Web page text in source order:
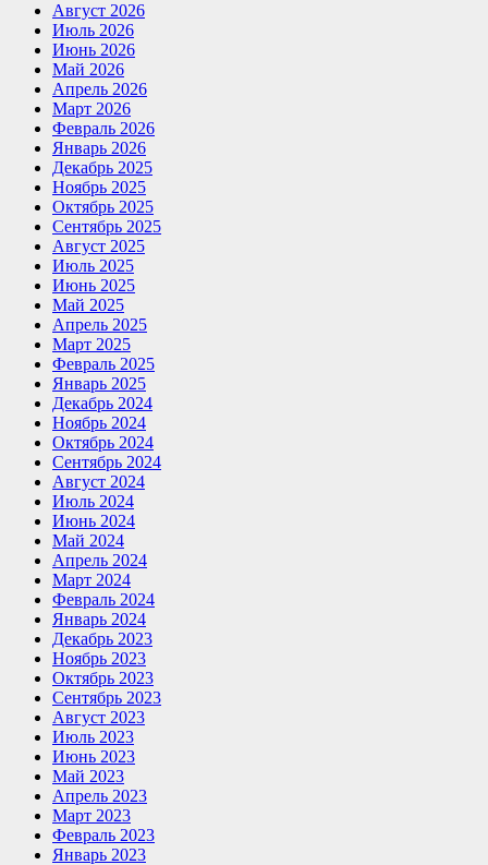
Август 2026
Июль 2026
Июнь 2026
Май 2026
Апрель 2026
Март 2026
Февраль 2026
Январь 2026
Декабрь 2025
Ноябрь 2025
Октябрь 2025
Сентябрь 2025
Август 2025
Июль 2025
Июнь 2025
Май 2025
Апрель 2025
Март 2025
Февраль 2025
Январь 2025
Декабрь 2024
Ноябрь 2024
Октябрь 2024
Сентябрь 2024
Август 2024
Июль 2024
Июнь 2024
Май 2024
Апрель 2024
Март 2024
Февраль 2024
Январь 2024
Декабрь 2023
Ноябрь 2023
Октябрь 2023
Сентябрь 2023
Август 2023
Июль 2023
Июнь 2023
Май 2023
Апрель 2023
Март 2023
Февраль 2023
Январь 2023